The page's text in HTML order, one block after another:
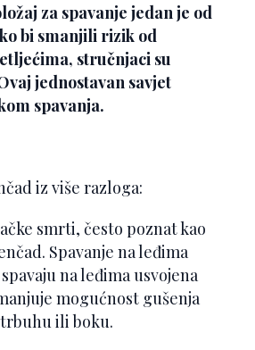
za spavanje jedan je od
bi smanjili rizik od
stručnjaci su
jednostavan savjet
spavanja.
iz više razloga:
smrti, često poznat kao
Spavanje na leđima
na leđima usvojena
mogućnost gušenja
trbuhu ili boku.